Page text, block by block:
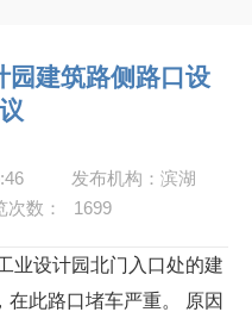
园建筑路侧路口设
发布机构：滨湖
次数： 1699
业设计园北门入口处的建
此路口堵车严重。 原因